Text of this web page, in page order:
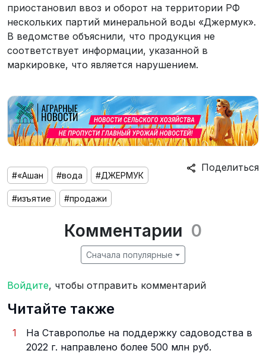
приостановил ввоз и оборот на территории РФ
нескольких партий минеральной воды «Джермук».
В ведомстве объяснили, что продукция не
соответствует информации, указанной в
маркировке, что является нарушением.
Поделиться
#«Ашан #вода #ДЖЕРМУК
#изъятие #продажи
Комментарии 0
Сначала популярные
Войдите, чтобы отправить комментарий
Читайте также
1
На Ставрополье на поддержку садоводства в
2022 г. направлено более 500 млн руб.